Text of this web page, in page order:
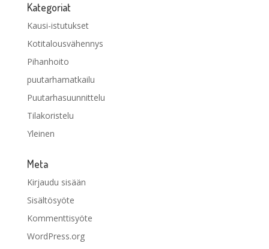
Kategoriat
Kausi-istutukset
Kotitalousvähennys
Pihanhoito
puutarhamatkailu
Puutarhasuunnittelu
Tilakoristelu
Yleinen
Meta
Kirjaudu sisään
Sisältösyöte
Kommenttisyöte
WordPress.org